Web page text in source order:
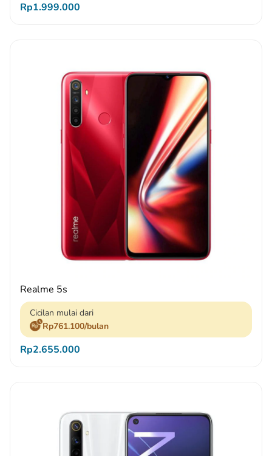
Rp1.999.000
Realme 5s
Cicilan mulai dari
Rp761.100/bulan
Rp2.655.000